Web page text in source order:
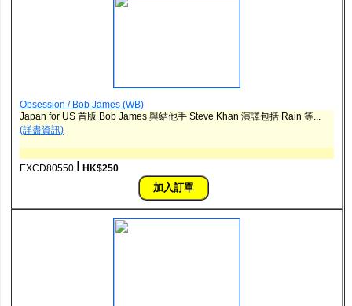
Obsession / Bob James (WB)
Japan for US 首版 Bob James 與結他手 Steve Khan 演譯包括 Rain 等...
(詳盡資訊)
EXCD80550 HK$250